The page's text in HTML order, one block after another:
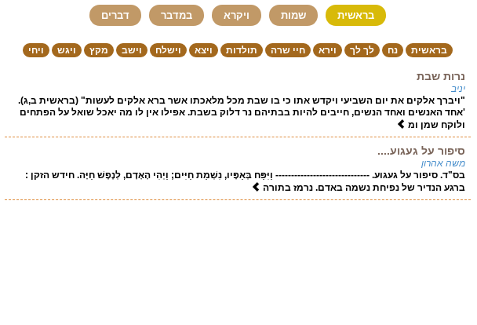
בראשית שמות ויקרא במדבר דברים
בראשית נח לך לך וירא חיי שרה תולדות ויצא וישלח וישב מקץ ויגש ויחי
נרות שבת
יניב
"ויברך אלקים את יום השביעי ויקדש אתו כי בו שבת מכל מלאכתו אשר ברא אלקים לעשות" (בראשית ב,ג).
'אחד האנשים ואחד הנשים, חייבים להיות בבתיהם נר דלוק בשבת. אפילו אין לו מה יאכל שואל על הפתחים
ולוקח שמן ומ
סיפור על געגוע....
משה אהרון
בס"ד. סיפור על געגוע. ------------------------------ וַיִּפַּח בְּאַפָּיו, נִשְׁמַת חַיִּים; וַיְהִי הָאָדָם, לְנֶפֶשׁ חַיָּה. חידש הזקן :
ברגע הנדיר של נפיחת נשמה באדם. נרמז בתורה